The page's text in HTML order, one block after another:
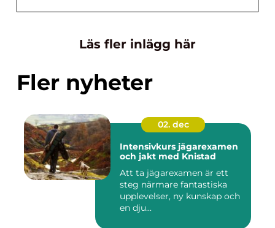
Läs fler inlägg här
Fler nyheter
02. dec
Intensivkurs jägarexamen
och jakt med Knistad
Att ta jägarexamen är ett
steg närmare fantastiska
upplevelser, ny kunskap och
en dju...